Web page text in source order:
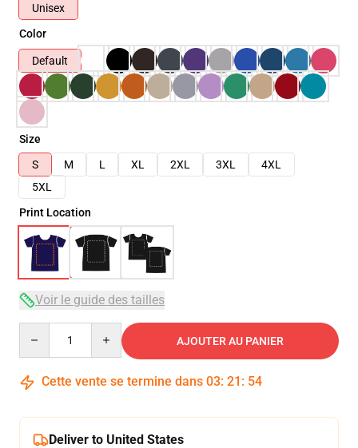
Unisex
Color
Default
Size
S
M L XL 2XL 3XL
4XL
5XL
Print Location
Voir le guide des tailles
AJOUTER AU PANIER
Cette vente se termine dans 03: 21 : 54
Deliver to United States